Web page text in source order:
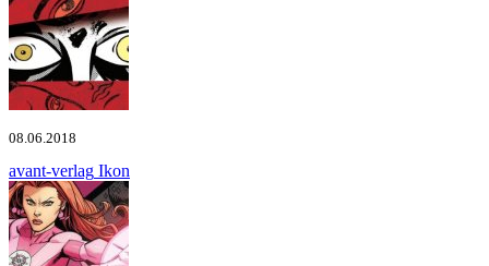
08.06.2018
avant-verlag Ikon